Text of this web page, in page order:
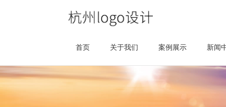
首页 关于我们 案例展示 新闻